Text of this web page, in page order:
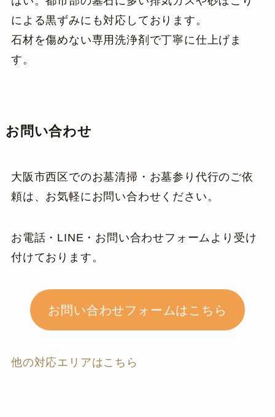
による黒ずみにも対応しております。
石材を傷めない専用洗浄剤で丁寧に仕上げま
す。
お問い合わせ
大阪市西区でのお墓清掃・お墓参り代行のご依
頼は、お気軽にお問い合わせください。
お電話・LINE・お問い合わせフォームより受け
付けております。
お問い合わせフォームはこちら
他の対応エリアはこちら